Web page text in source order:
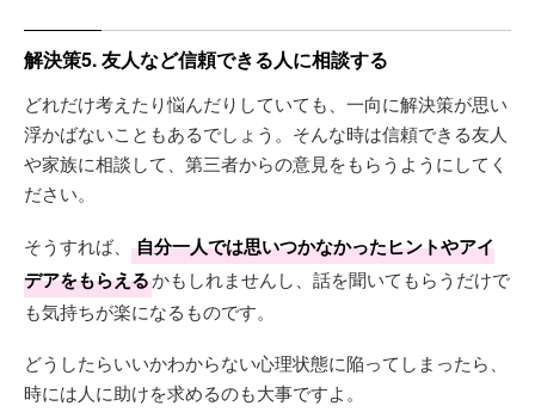
解決策5. 友人など信頼できる人に相談する
どれだけ考えたり悩んだりしていても、一向に解決策が思い
浮かばないこともあるでしょう。そんな時は信頼できる友人
や家族に相談して、第三者からの意見をもらうようにしてく
ださい。
そうすれば、
自分一人では思いつかなかったヒントやアイ
デアをもらえるかもしれませんし、話を聞いてもらうだけで
も気持ちが楽になるものです。
どうしたらいいかわからない心理状態に陥ってしまったら、
時には人に助けを求めるのも大事ですよ。